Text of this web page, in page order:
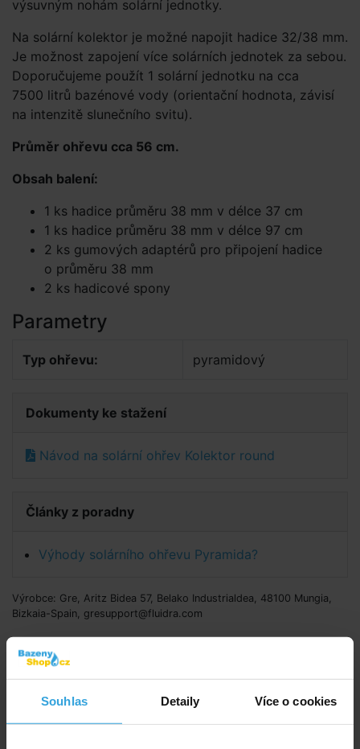
Souhlas Detaily Více o cookies
výsuvným nohám solární jednotky.
Na solární kolektor je možné napojit hadice 32/38 mm.
Je možnost zapojení více solárních jednotek za sebou.
Doporučujeme použít 1 solární jednotku na cca
7500 litrů bazénové vody (orientační hodnota, závisí
na intenzitě slunečního svitu).
Průměr ohřevu cca 56 cm.
Obsah balení:
1 ks hadice průměru 38 mm v délce 37 cm
1 ks hadice průměru 38 mm v délce 97 cm
2 ks gumových adaptérů pro připojení hadice
o průměru 38 mm
2 ks hadicové spony
Parametry
Typ ohřevu: pyramidový
Dokumenty ke stažení
Návod na solární ohřev Kolektor round
Články z poradny
Výhody solárního ohřevu Pyramida?
Výrobce: Gre, Aritz Bidea 57, Belako Industrialdea, 48100 Mungia,
Bizkaia-Spain, gresupport@fluidra.com
Doporučené příslušenství (4)
Obtočný ventil 32/38mm